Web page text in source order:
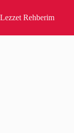
to
content
Lezzet Rehberim